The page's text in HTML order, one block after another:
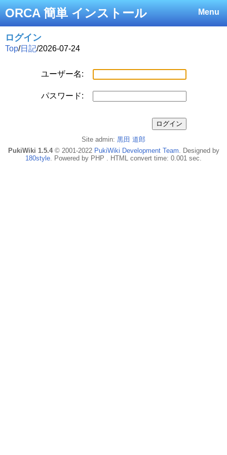
Menu
ORCA 簡単 インストール
ログイン
Top/日記/2026-07-24
ユーザー名:
パスワード:
Site admin: 黒田 道郎
PukiWiki 1.5.4© 2001-2022 PukiWiki Development Team. Designed by
180style. Powered by PHP . HTML convert time: 0.001 sec.